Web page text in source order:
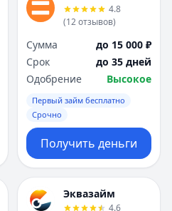
4.8
(12отзывов)
Сумма
до 15 000 ₽
Срок
до 35 дней
Одобрение
Высокое
Первый займ бесплатно
Срочно
Получить деньги
Эквазайм
4.6